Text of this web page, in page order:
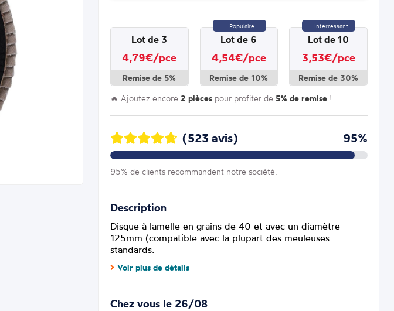
Lot de 3
4,79€/pce
Remise de 5%
+ Populaire
Lot de 6
4,54€/pce
Remise de 10%
+ Interressant
Lot de 10
3,53€/pce
Remise de 30%
🔥 Ajoutez encore 2 piècespour profiter de 5% de remise!
(523 avis) 95%
95% de clients recommandent notre société.
Description
Disque à lamelle en grains de 40 et avec un diamètre
125mm (compatible avec la plupart des meuleuses
standards.
Voir plus de détails
Chez vous le 26/08